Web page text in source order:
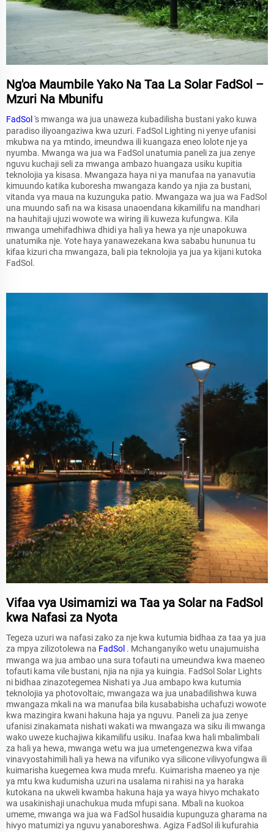
Ng'oa Maumbile Yako Na Taa La Solar FadSol –
Mzuri Na Mbunifu
FadSol 's mwanga wa jua unaweza kubadilisha bustani yako kuwa
paradiso iliyoangaziwa kwa uzuri. FadSol Lighting ni yenye ufanisi
mkubwa na ya mtindo, imeundwa ili kuangaza eneo lolote nje ya
nyumba. Mwanga wa jua wa FadSol unatumia paneli za jua zenye
nguvu kuchaji seli za mwanga ambazo huangaza usiku kupitia
teknolojia ya kisasa. Mwangaza haya ni ya manufaa na yanavutia
kimuundo katika kuboresha mwangaza kando ya njia za bustani,
vitanda vya maua na kuzunguka patio. Mwangaza wa jua wa FadSol
una muundo safi na wa kisasa unaoendana kikamilifu na mandhari
na hauhitaji ujuzi wowote wa wiring ili kuweza kufungwa. Kila
mwanga umehifadhiwa dhidi ya hali ya hewa ya nje unapokuwa
unatumika nje. Yote haya yanawezekana kwa sababu hununua tu
kifaa kizuri cha mwangaza, bali pia teknolojia ya jua ya kijani kutoka
FadSol.
Vifaa vya Usimamizi wa Taa ya Solar na FadSol
kwa Nafasi za Nyota
Tegeza uzuri wa nafasi zako za nje kwa kutumia bidhaa za taa ya jua
za mpya zilizotolewa na FadSol . Mchanganyiko wetu unajumuisha
mwanga wa jua ambao una sura tofauti na umeundwa kwa maeneo
tofauti kama vile bustani, njia na njia ya kuingia. FadSol Solar Lights
ni bidhaa zinazotegemea Nishati ya Jua ambapo kwa kutumia
teknolojia ya photovoltaic, mwangaza wa jua unabadilishwa kuwa
mwangaza mkali na wa manufaa bila kusababisha uchafuzi wowote
kwa mazingira kwani hakuna haja ya nguvu. Paneli za jua zenye
ufanisi zinakamata nishati wakati wa mwangaza wa siku ili mwanga
wako uweze kuchajiwa kikamilifu usiku. Inafaa kwa hali mbalimbali
za hali ya hewa, mwanga wetu wa jua umetengenezwa kwa vifaa
vinavyostahimili hali ya hewa na vifuniko vya silicone vilivyofungwa ili
kuimarisha kuegemea kwa muda mrefu. Kuimarisha maeneo ya nje
ya mtu kwa kudumisha uzuri na usalama ni rahisi na ya haraka
kutokana na ukweli kwamba hakuna haja ya waya hivyo mchakato
wa usakinishaji unachukua muda mfupi sana. Mbali na kuokoa
umeme, mwanga wa jua wa FadSol husaidia kupunguza gharama na
hivyo matumizi ya nguvu yanaboreshwa. Agiza FadSol ili kufurahia